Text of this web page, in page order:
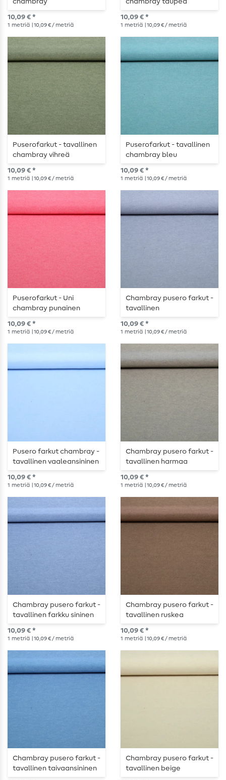
chambray
vaaleanpunainen
10,09 € *
1 metriä | 10,09 € / metriä
chambray taupea
10,09 € *
1 metriä | 10,09 € / metriä
Puserofarkut - tavallinen
chambray vihreä
10,09 € *
1 metriä | 10,09 € / metriä
Puserofarkut - tavallinen
chambray bleu
10,09 € *
1 metriä | 10,09 € / metriä
Puserofarkut - Uni
chambray punainen
10,09 € *
1 metriä | 10,09 € / metriä
Chambray pusero farkut -
tavallinen
harmaansininen
10,09 € *
1 metriä | 10,09 € / metriä
Pusero farkut chambray -
tavallinen vaaleansininen
10,09 € *
1 metriä | 10,09 € / metriä
Chambray pusero farkut -
tavallinen harmaa
10,09 € *
1 metriä | 10,09 € / metriä
Chambray pusero farkut -
tavallinen farkku sininen
10,09 € *
1 metriä | 10,09 € / metriä
Chambray pusero farkut -
tavallinen ruskea
10,09 € *
1 metriä | 10,09 € / metriä
Chambray pusero farkut -
tavallinen taivaansininen
Chambray pusero farkut -
tavallinen beige